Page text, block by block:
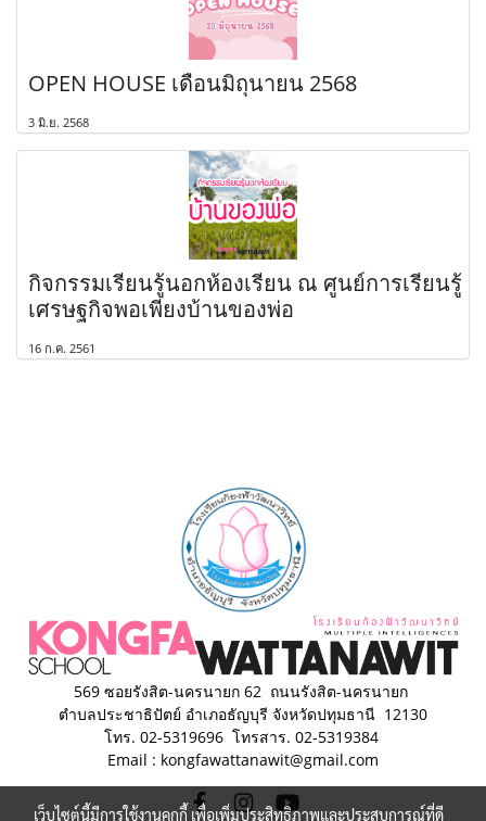
OPEN HOUSE เดือนมิถุนายน 2568
3 มิ.ย. 2568
กิจกรรมเรียนรู้นอกห้องเรียน ณ ศูนย์การเรียนรู้
เศรษฐกิจพอเพียงบ้านของพ่อ
16 ก.ค. 2561
569 ซอยรังสิต-นครนายก 62 ถนนรังสิต-นครนายก
ตำบลประชาธิปัตย์ อำเภอธัญบุรี จังหวัดปทุมธานี 12130
โทร. 02-5319696 โทรสาร. 02-5319384
Email : kongfawattanawit@gmail.com
เว็บไซต์นี้มีการใช้งานคุกกี้ เพื่อเพิ่มประสิทธิภาพและประสบการณ์ที่ดี